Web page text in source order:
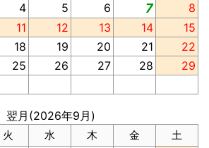
4 5 6 7
8
11 12 13 14
15
18 19 20 21
22
25 26 27 28
29
翌月(2026年9月)
火 水 木 金 土